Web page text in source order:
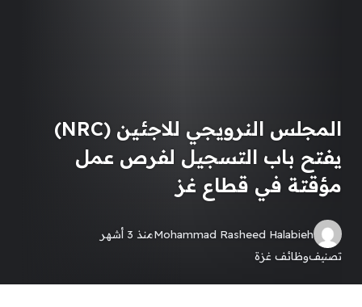
المجلس النرويجي للاجئين (NRC)
يفتح باب التسجيل لفرص عمل
مؤقتة في قطاع غز
Mohammad Rasheed Halabiehمنذ 3 أشهر
تصنيفوظائف غزة